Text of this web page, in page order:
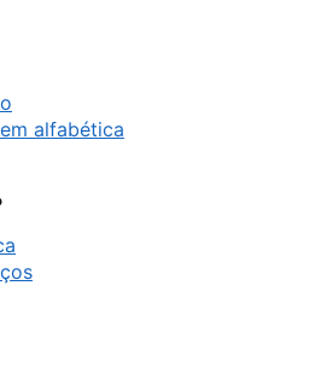
alfabética